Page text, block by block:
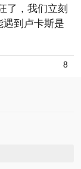
了，我们立刻
遇到卢卡斯是
8